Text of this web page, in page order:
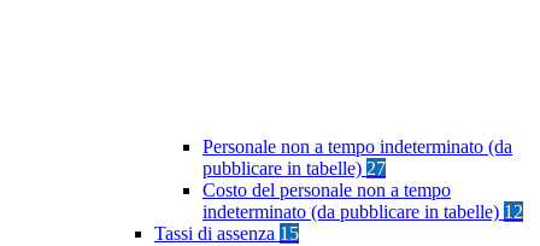
Personale non a tempo indeterminato (da
pubblicare in tabelle) 27
Costo del personale non a tempo
indeterminato (da pubblicare in tabelle) 12
Tassi di assenza 15